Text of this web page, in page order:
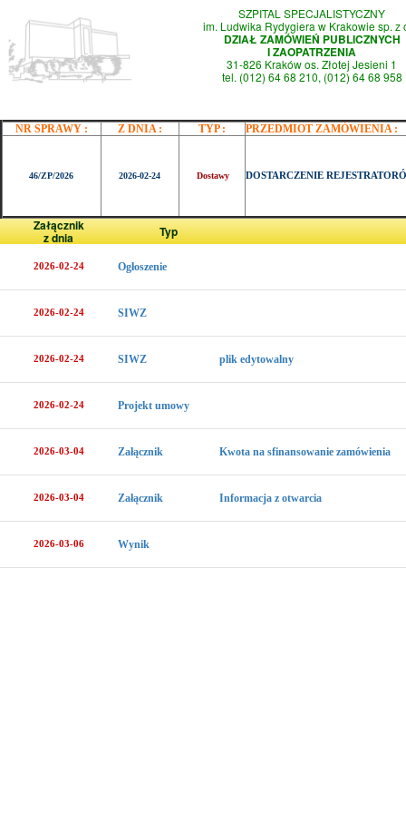
SZPITAL SPECJALISTYCZNY
im. Ludwika Rydygiera w Krakowie sp. z
DZIAŁ ZAMÓWIEŃ PUBLICZNYCH
I ZAOPATRZENIA
31-826 Kraków os. Złotej Jesieni 1
tel. (012) 64 68 210, (012) 64 68 958
NR SPRAWY : Z DNIA : TYP : PRZEDMIOT ZAMÓWIENIA :
46/ZP/2026 2026-02-24 Dostawy DOSTARCZENIE
Załącznik
z dnia Typ
2026-02-24 Ogłoszenie
2026-02-24 SIWZ
2026-02-24 SIWZ plik edytowalny
2026-02-24 Projekt umowy
2026-03-04 Załącznik Kwota na sfinansowanie zamówienia
2026-03-04 Załącznik Informacja z otwarcia
2026-03-06 Wynik